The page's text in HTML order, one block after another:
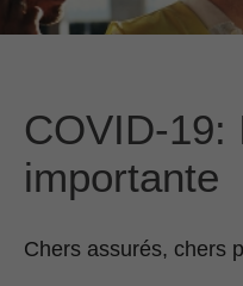
COVID-19:
importante
Chers assurés, chers